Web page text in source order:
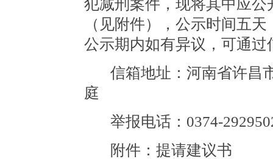
犯减刑案件，现将其中应
（见附件），公示时间五
公示期内如有异议，可通
信箱地址：河南省许昌
庭
举报电话：0374-
附件： 提请建议书